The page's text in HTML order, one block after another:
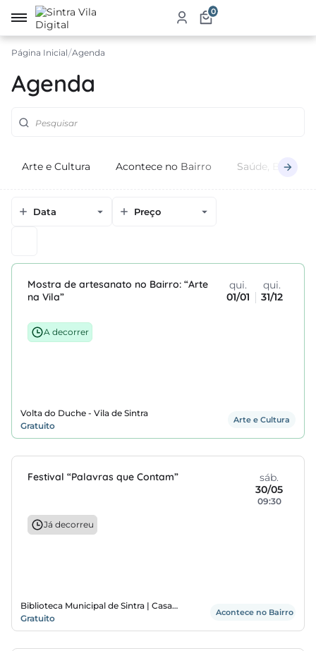
0
Página Inicial Agenda
Agenda
Arte e Cultura Acontece no Bairro Saúde, Bem-
Data Preço
Mostra de artesanato no Bairro: “Arte
na Vila”
qui.
01/01
qui.
31/12
A decorrer
Volta do Duche - Vila de Sintra
Gratuito
Arte e Cultura
Festival “Palavras que Contam”
sáb.
30/05
09:30
Já decorreu
Biblioteca Municipal de Sintra | Casa
Mantero
Gratuito
Acontece no Bairro